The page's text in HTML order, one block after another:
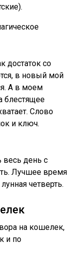
достаток со
в новый мой
А в моем
блестящее
Слово
и ключ.
весь день с
Лучшее время
четверть.
на кошелек,
и по